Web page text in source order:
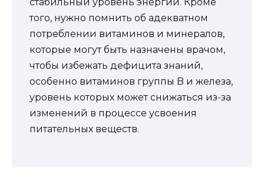
того, нужно помнить об адекватном
потреблении витаминов и минералов,
которые могут быть назначены врачом,
чтобы избежать дефицита знаний,
особенно витаминов группы B и железа,
уровень которых может снижаться из-за
изменений в процессе усвоения
питательных веществ.